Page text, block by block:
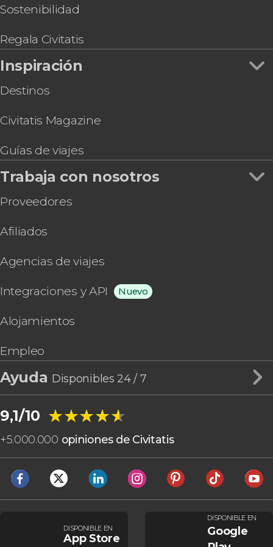
6 días por Capadocia, Pamukkale y Éfeso
Entradas al Palacio Beylerbeyi sin colas +
Audioguía
Taller de lámparas turcas en Estambul
Sostenibilidad
Regala Civitatis
Inspiración
Destinos
Civitatis Magazine
Guías de viajes
Trabaja con nosotros
Proveedores
Afiliados
Agencias de viajes
Integraciones y API Nuevo
Alojamientos
Empleo
Ayuda Disponibles 24 / 7
9,1/10 ★★★★★
★★★★★
+5.000.000 opiniones de Civitatis
DISPONIBLE EN
App Store
DISPONIBLE EN
Google